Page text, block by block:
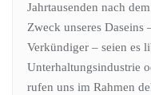
Jahrtausenden nach
Zweck unseres
Verkündiger – seien es
Unterhaltungsindustrie
rufen uns im Rahmen